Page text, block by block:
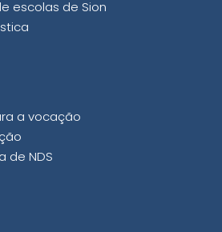
escolas de Sion
a vocação
de NDS